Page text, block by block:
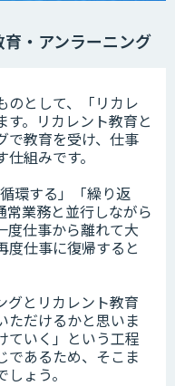
・アンラーニング
のとして、「リカレ
す。リカレント教育と
で教育を受け、仕事
組みです。
環する」「繰り返
常業務と並行しながら
度仕事から離れて大
度仕事に復帰すると
グとリカレント教育
ただけるかと思いま
ていく」という工程
であるため、そこま
ょう。